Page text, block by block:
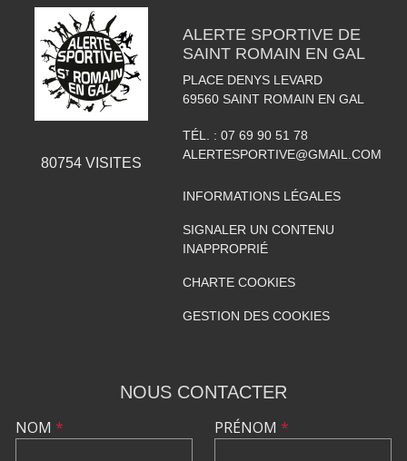
80754VISITES
ALERTE SPORTIVE DE
SAINT ROMAIN EN GAL
PLACE DENYS LEVARD
69560 SAINT ROMAIN EN GAL
TÉL. : 07 69 90 51 78
ALERTESPORTIVE@GMAIL.COM
INFORMATIONS LÉGALES
SIGNALER UN CONTENU
INAPPROPRIÉ
CHARTE COOKIES
GESTION DES COOKIES
NOUS CONTACTER
NOM * PRÉNOM *